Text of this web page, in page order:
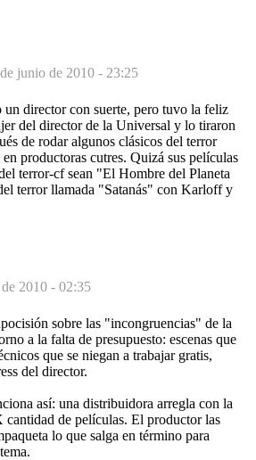
junio de 2010 - 23:25
un director con suerte, pero tuvo la feliz
del director de la Universal y lo tiraron
de rodar algunos clásicos del terror
productoras cutres. Quizá sus películas
terror-cf sean "El Hombre del Planeta
terror llamada "Satanás" con Karloff y
2010 - 02:35
sobre las "incongruencias" de la
a la falta de presupuesto: escenas que
que se niegan a trabajar gratis,
del director.
así: una distribuidora arregla con la
cantidad de películas. El productor las
lo que salga en término para